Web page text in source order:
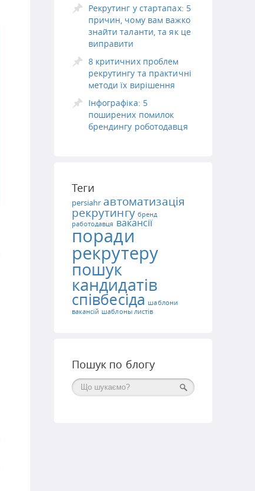
Рекрутинг у стартапах: 5
причин, чому вам важко
знайти таланти, та як це
виправити
8 критичних проблем
рекрутингу та практичні
методи їх вирішення
Інфографіка: 5
поширених помилок
брендингу роботодавця
Теги
persiahr автоматизація
рекрутингу бренд
работодавця вакансії
поради
рекрутеру
пошук
кандидатів
співбесіда шаблони
вакансій шаблоны листів
Пошук по блогу
Поиск